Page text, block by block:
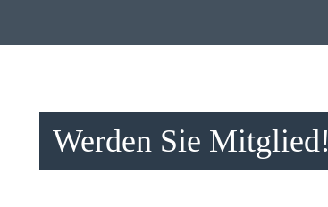
Werden Sie Mitglied!